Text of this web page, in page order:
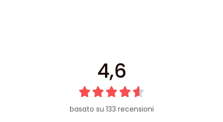
4,6
basato su 133 recensioni